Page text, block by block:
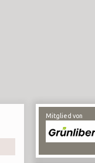
Mitglied von